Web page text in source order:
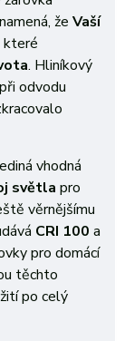
že Vaší
které
. Hliníkový
odvodu
vhodná
světla pro
věrnějšímu
CRI 100 a
pro domácí
těchto
po celý